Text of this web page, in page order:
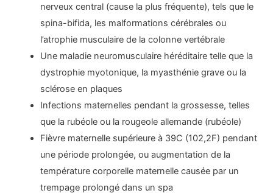
nerveux central (cause la plus fréquente), tels que le
spina-bifida, les malformations cérébrales ou
l’atrophie musculaire de la colonne vertébrale
Une maladie neuromusculaire héréditaire telle que la
dystrophie myotonique, la myasthénie grave ou la
sclérose en plaques
Infections maternelles pendant la grossesse, telles
que la rubéole ou la rougeole allemande (rubéole)
Fièvre maternelle supérieure à 39C (102,2F) pendant
une période prolongée, ou augmentation de la
température corporelle maternelle causée par un
trempage prolongé dans un spa